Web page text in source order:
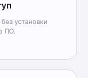
установки
ПО.